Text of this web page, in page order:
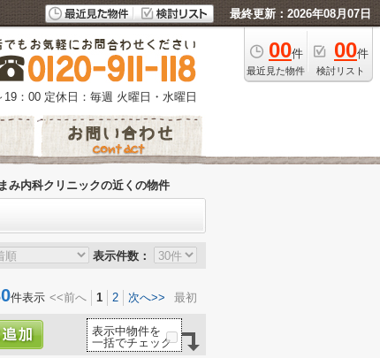
最終更新：2026年08月07日
00件
最近見た物件
00件
検討リスト
19：00 定休日：毎週 火曜日・水曜日
み内科クリニックの近くの物件
表示件数：
件表示 <<前へ 1 2 次へ>> 最初
表示中物件を
一括でチェック